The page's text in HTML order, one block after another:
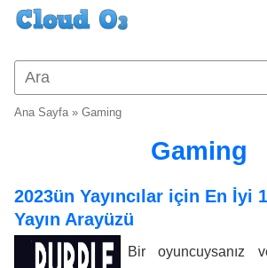
Ana Sayfa» Gaming
Gaming
2023ün Yayıncılar için En İyi
Yayın Arayüzü
Bir oyuncuysanız